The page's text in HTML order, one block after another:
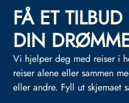
FÅ ET
DIN
Vi hjelper deg med reiser i
reiser alene eller sammen
eller andre. Fyll ut skjemaet